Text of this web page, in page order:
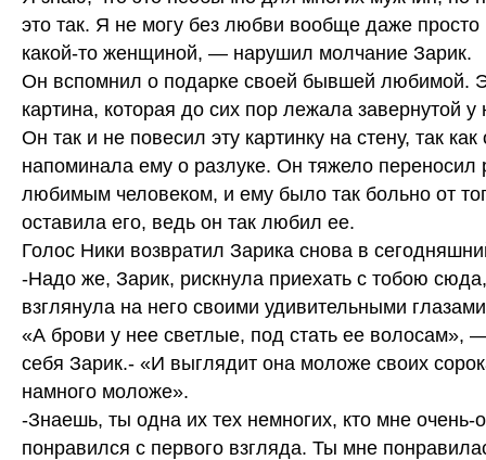
это так. Я не могу без любви вообще даже просто
какой-то женщиной, — нарушил молчание Зарик.
Он вспомнил о подарке своей бывшей любимой.
картина, которая до сих пор лежала завернутой
Он так и не повесил эту картинку на стену, так как
напоминала ему о разлуке. Он тяжело переносил
любимым человеком, и ему было так больно от
оставила его, ведь он так любил ее.
Голос Ники возвратил Зарика снова в
-Надо же, Зарик, рискнула приехать с тобою
взглянула на него своими удивительными
«А брови у нее светлые, под стать ее волосам»,
себя Зарик.- «И выглядит она моложе своих
намного моложе».
-Знаешь, ты одна их тех немногих, кто мне очень-
понравился с первого взгляда. Ты мне